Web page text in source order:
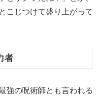
こじつけて盛り上がって
者
強の呪術師とも言われる